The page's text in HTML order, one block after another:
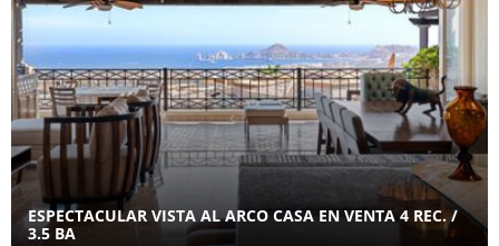
ESPECTACULAR VISTA AL ARCO CASA EN VENTA 4 REC. /
3.5 BA